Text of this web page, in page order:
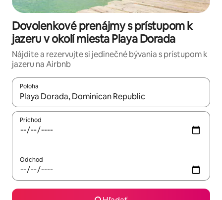
Dovolenkové prenájmy s prístupom k
jazeru v okolí miesta Playa Dorada
Nájdite a rezervujte si jedinečné bývania s prístupom k
jazeru na Airbnb
Poloha
Keď budú výsledky k dispozícii, môžete si ich prechádzať
Príchod
Odchod